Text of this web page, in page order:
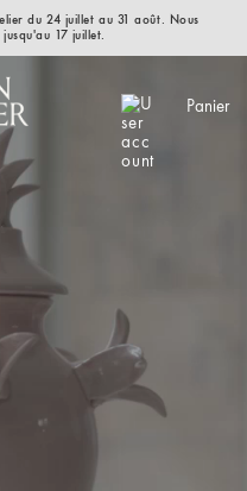
du 24 juillet au 31 août. Nous
17 juillet.
Panier